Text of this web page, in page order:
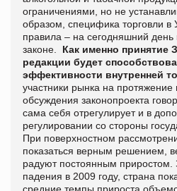
ограничениями, но не
образом, специфика торговли
правила – на сегодняшний
законе. Как именно принятие
редакции будет
эффективности внутренней
участники рынка на
обсуждения законопроекта
сама себя отрегулирует и в
регулировании со стороны
При поверхностном
показаться верным решением,
радуют постоянным приростом.
падения в 2009 году, страна
средние темпы прироста